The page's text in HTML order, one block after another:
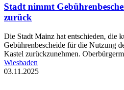
Stadt nimmt
zurück
Die Stadt Mainz hat entschieden, die
Gebührenbescheide für die Nutzung
Kastel zurückzunehmen.
Wiesbaden
03.11.2025